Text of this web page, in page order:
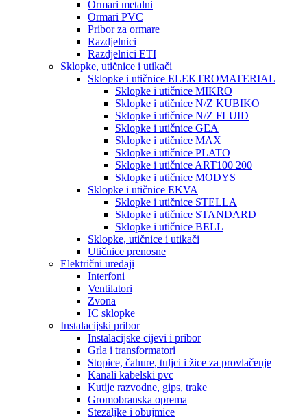
Ormari metalni
Ormari PVC
Pribor za ormare
Razdjelnici
Razdjelnici ETI
Sklopke, utičnice i utikači
Sklopke i utičnice ELEKTROMATERIAL
Sklopke i utičnice MIKRO
Sklopke i utičnice N/Z KUBIKO
Sklopke i utičnice N/Z FLUID
Sklopke i utičnice GEA
Sklopke i utičnice MAX
Sklopke i utičnice PLATO
Sklopke i utičnice ART100 200
Sklopke i utičnice MODYS
Sklopke i utičnice EKVA
Sklopke i utičnice STELLA
Sklopke i utičnice STANDARD
Sklopke i utičnice BELL
Sklopke, utičnice i utikači
Utičnice prenosne
Električni uređaji
Interfoni
Ventilatori
Zvona
IC sklopke
Instalacijski pribor
Instalacijske cijevi i pribor
Grla i transformatori
Stopice, čahure, tuljci i žice za provlačenje
Kanali kabelski pvc
Kutije razvodne, gips, trake
Gromobranska oprema
Stezaljke i obujmice